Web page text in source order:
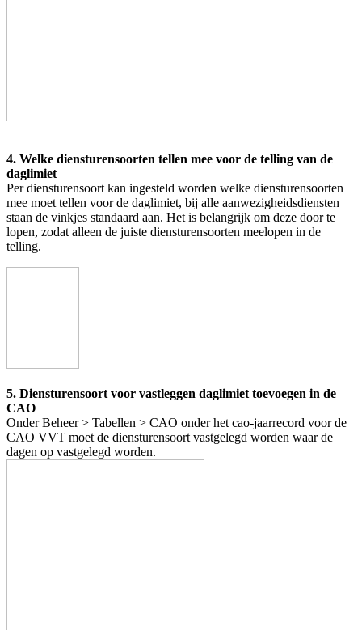
4. Welke diensturensoorten tellen mee voor de telling van de
daglimiet
Per diensturensoort kan ingesteld worden welke diensturensoorten
mee moet tellen voor de daglimiet, bij alle aanwezigheidsdiensten
staan de vinkjes standaard aan. Het is belangrijk om deze door te
lopen, zodat alleen de juiste diensturensoorten meelopen in de
telling.
5. Diensturensoort voor vastleggen daglimiet toevoegen in de
CAO
Onder Beheer > Tabellen > CAO onder het cao-jaarrecord voor de
CAO VVT moet de diensturensoort vastgelegd worden waar de
dagen op vastgelegd worden.